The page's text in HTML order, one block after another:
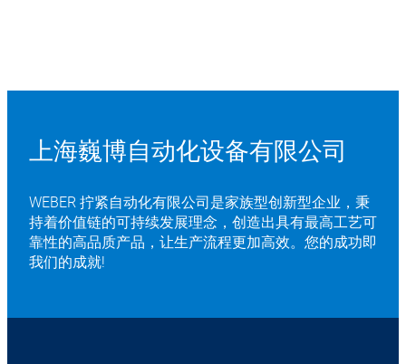
上海巍博自动化设备有限公司
WEBER 拧紧自动化有限公司是家族型创新型企业，秉
持着价值链的可持续发展理念，创造出具有最高工艺可
靠性的高品质产品，让生产流程更加高效。您的成功即
我们的成就!